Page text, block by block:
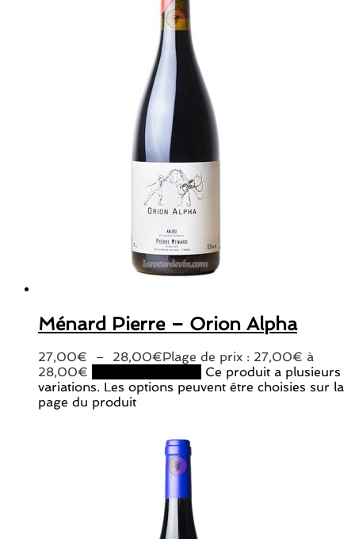
Ménard Pierre – Orion Alpha
27,00€ – 28,00€Plage de prix : 27,00€ à
28,00€
Ce produit a plusieurs
variations. Les options peuvent être choisies sur la
page du produit